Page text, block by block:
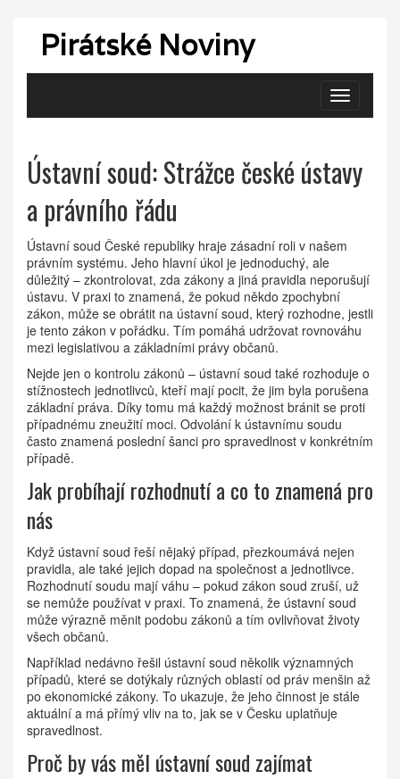
Pirátské Noviny
Zobrazit
navigaci
Ústavní soud: Strážce české ústavy
a právního řádu
Ústavní soud České republiky hraje zásadní roli v našem
právním systému. Jeho hlavní úkol je jednoduchý, ale
důležitý – zkontrolovat, zda zákony a jiná pravidla neporušují
ústavu. V praxi to znamená, že pokud někdo zpochybní
zákon, může se obrátit na ústavní soud, který rozhodne, jestli
je tento zákon v pořádku. Tím pomáhá udržovat rovnováhu
mezi legislativou a základními právy občanů.
Nejde jen o kontrolu zákonů – ústavní soud také rozhoduje o
stížnostech jednotlivců, kteří mají pocit, že jim byla porušena
základní práva. Díky tomu má každý možnost bránit se proti
případnému zneužití moci. Odvolání k ústavnímu soudu
často znamená poslední šanci pro spravedlnost v konkrétním
případě.
Jak probíhají rozhodnutí a co to znamená pro
nás
Když ústavní soud řeší nějaký případ, přezkoumává nejen
pravidla, ale také jejich dopad na společnost a jednotlivce.
Rozhodnutí soudu mají váhu – pokud zákon soud zruší, už
se nemůže používat v praxi. To znamená, že ústavní soud
může výrazně měnit podobu zákonů a tím ovlivňovat životy
všech občanů.
Například nedávno řešil ústavní soud několik významných
případů, které se dotýkaly různých oblastí od práv menšin až
po ekonomické zákony. To ukazuje, že jeho činnost je stále
aktuální a má přímý vliv na to, jak se v Česku uplatňuje
spravedlnost.
Proč by vás měl ústavní soud zajímat